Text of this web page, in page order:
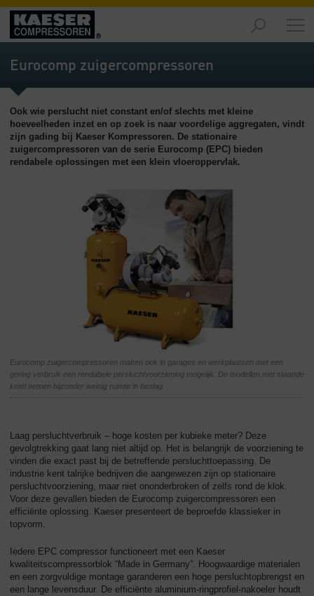
Producten
-
Overzicht
-
Overzicht
Service
Eurocomp zuigercompressoren
Ook wie perslucht niet constant en/of slechts met kleine
hoeveelheden inzet en op zoek is naar voordelige aggregaten, vindt
zijn gading bij Kaeser Kompressoren. De stationaire
zuigercompressoren van de serie Eurocomp (EPC) bieden
rendabele oplossingen met een klein vloeroppervlak.
Eurocomp zuigercompressoren maken ook in garages en werkplaatsen met een
gering verbruik een rendabele persluchtvoorziening mogelijk. De modellen met staande
ketel nemen bijzonder weinig ruimte in beslag.
Laag persluchtverbruik – hoge kosten per kubieke meter? Deze
gevolgtrekking gaat lang niet altijd op. Het is belangrijk de voorziening te
vinden die exact past bij de betreffende persluchttoepassing. De
industrie kent talrijke bedrijven die aangewezen zijn op stationaire
persluchtvoorziening, maar niet ononderbroken of zelfs rond de klok.
Voor deze gevallen bieden de Eurocomp zuigercompressoren een
efficiënte oplossing. Kaeser presenteert de beproefde klassieker in
topvorm.
Iedere EPC compressor functioneert met een Kaeser
kwaliteitscompressorblok “Made in Germany”. Hoogwaardige materialen
en een zorgvuldige montage garanderen een hoge persluchtopbrengst en
een lange levensduur. De efficiënte aluminium-ringprofiel-nakoeler houdt